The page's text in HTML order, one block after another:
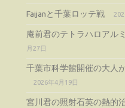
Faijanと千葉ロッテ戦
庵前君のテトラハロアル
月27日
千葉市科学館開催の大人
2026年4月19日
宮川君の照射石英の熱的